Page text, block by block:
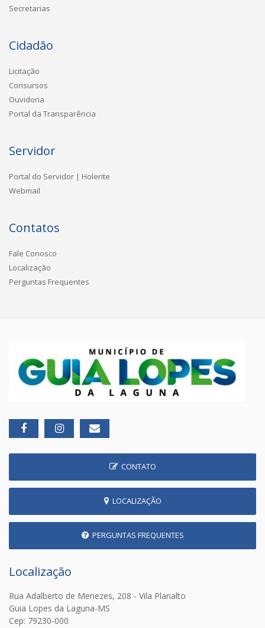
Secretarias
Cidadão
Licitação
Consursos
Ouvidoria
Portal da Transparência
Servidor
Portal do Servidor | Holerite
Webmail
Contatos
Fale Conosco
Localização
Perguntas Frequentes
CONTATO
LOCALIZAÇÃO
PERGUNTAS FREQUENTES
Localização
Rua Adalberto de Menezes, 208 - Vila Planalto
Guia Lopes da Laguna-MS
Cep: 79230-000